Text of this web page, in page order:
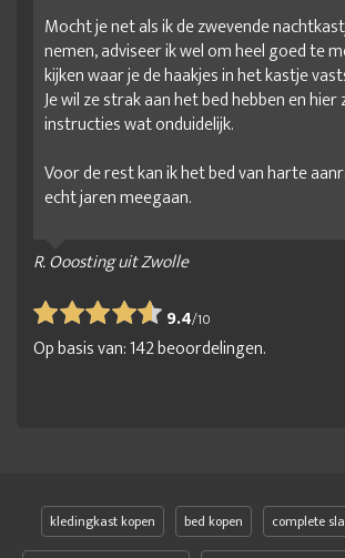
Mocht je net als ik de zwevende
nemen, adviseer ik wel om heel goed te
kijken waar je de haakjes in het kastje
Je wil ze strak aan het bed hebben en hier
instructies wat onduidelijk.
Voor de rest kan ik het bed van harte
echt jaren meegaan.
R. Ooosting uit Zwolle
9.4/10
Op basis van:142beoordelingen.
kledingkast kopen bed kopen
complete